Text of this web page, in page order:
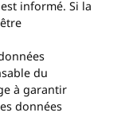
informé. Si la
du
à garantir
données